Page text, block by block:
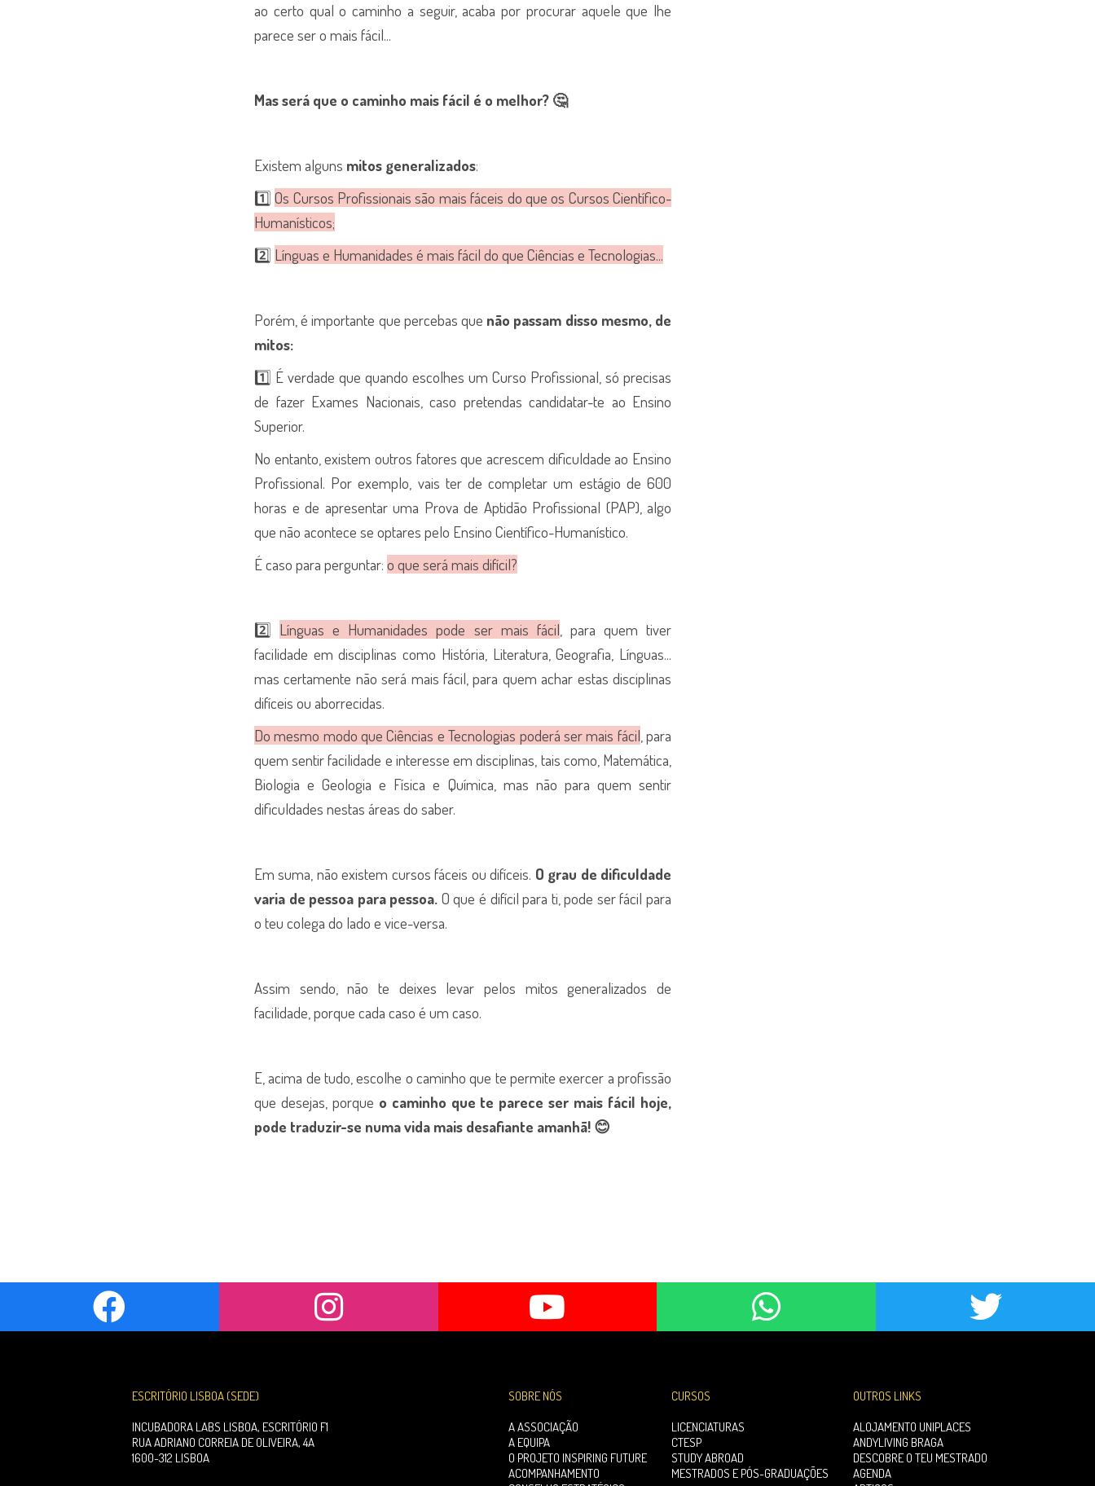
ao certo qual o caminho a seguir, acaba por procurar aquele que lhe
parece ser o mais fácil...
Mas será que o caminho mais fácil é o melhor? 🤔
Existem alguns mitos generalizados:
1️⃣Os Cursos Profissionais são mais fáceis do que os Cursos Científico-
Humanísticos;
2️⃣ Línguas e Humanidades é mais fácil do que Ciências e Tecnologias...
Porém, é importante que percebas que não passam disso mesmo, de
mitos:
1️⃣ É verdade que quando escolhes um Curso Profissional, só precisas
de fazer Exames Nacionais, caso pretendas candidatar-te ao Ensino
Superior.
No entanto, existem outros fatores que acrescem dificuldade ao Ensino
Profissional. Por exemplo, vais ter de completar um estágio de 600
horas e de apresentar uma Prova de Aptidão Profissional (PAP), algo
que não acontece se optares pelo Ensino Científico-Humanístico.
É caso para perguntar: o que será mais difícil?
2️⃣ Línguas e Humanidades pode ser mais fácil , para quem tiver
facilidade em disciplinas como História, Literatura, Geografia, Línguas...
mas certamente não será mais fácil, para quem achar estas disciplinas
difíceis ou aborrecidas.
Do mesmo modo que Ciências e Tecnologias poderá ser mais fácil , para
quem sentir facilidade e interesse em disciplinas, tais como, Matemática,
Biologia e Geologia e Física e Química, mas não para quem sentir
dificuldades nestas áreas do saber.
Em suma, não existem cursos fáceis ou difíceis. O grau de dificuldade
varia de pessoa para pessoa. O que é difícil para ti, pode ser fácil para
o teu colega do lado e vice-versa.
Assim sendo, não te deixes levar pelos mitos generalizados de
facilidade, porque cada caso é um caso.
E, acima de tudo, escolhe o caminho que te permite exercer a profissão
que desejas, porque o caminho que te parece ser mais fácil hoje,
pode traduzir-se numa vida mais desafiante amanhã! 😊
ESCRITÓRIO LISBOA (SEDE)
INCUBADORA LABS LISBOA, ESCRITÓRIO F1
RUA ADRIANO CORREIA DE OLIVEIRA, 4A
1600-312 LISBOA
SOBRE NÓS
A ASSOCIAÇÃO
A EQUIPA
O PROJETO INSPIRING FUTURE
ACOMPANHAMENTO
CURSOS
LICENCIATURAS
CTESP
STUDY ABROAD
MESTRADOS E PÓS-GRADUAÇÕES
OUTROS LINKS
ALOJAMENTO UNIPLACES
ANDYLIVING BRAGA
DESCOBRE O TEU MESTRADO
AGENDA